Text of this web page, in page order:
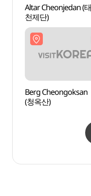
Altar Cheonjedan (
천제단)
Berg Cheongoksan
(청옥산)